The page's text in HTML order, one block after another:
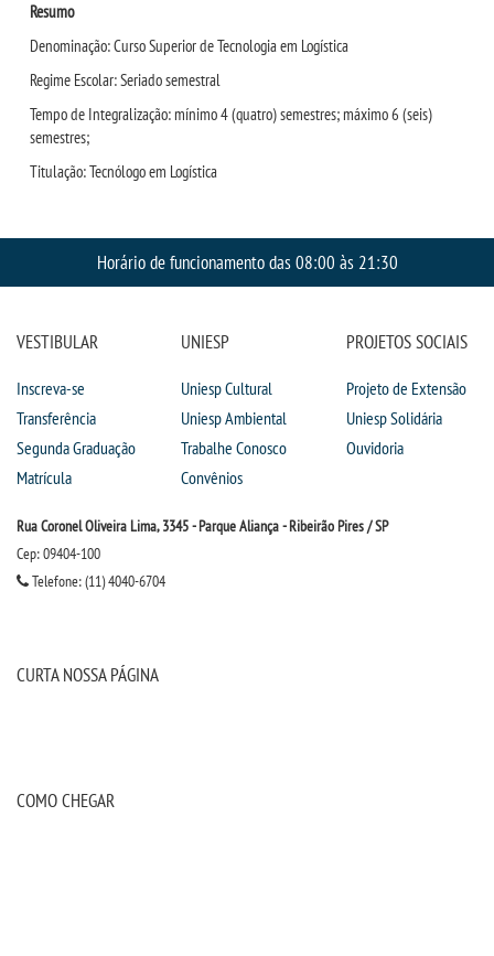
Resumo
Denominação: Curso Superior de Tecnologia em Logística
Regime Escolar: Seriado semestral
Tempo de Integralização: mínimo 4 (quatro) semestres; máximo 6 (seis)
semestres;
Titulação: Tecnólogo em Logística
Horário de funcionamento das 08:00 às 21:30
VESTIBULAR
Inscreva-se
Transferência
Segunda Graduação
Matrícula
UNIESP
Uniesp Cultural
Uniesp Ambiental
Trabalhe Conosco
Convênios
PROJETOS SOCIAIS
Projeto de Extensão
Uniesp Solidária
Ouvidoria
Rua Coronel Oliveira Lima, 3345 - Parque Aliança - Ribeirão Pires / SP
Cep: 09404-100
Telefone: (11) 4040-6704
CURTA NOSSA PÁGINA
COMO CHEGAR